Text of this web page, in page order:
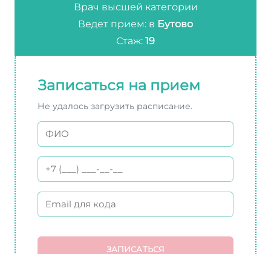
Врач высшей категории
Ведет прием: в Бутово
Стаж: 19
Записаться на прием
Не удалось загрузить расписание.
ЗАПИСАТЬСЯ